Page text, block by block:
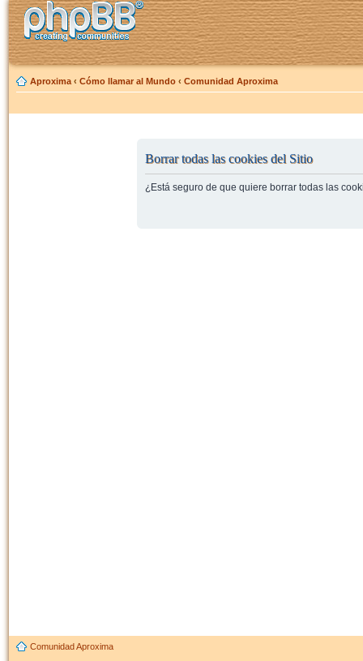
Aproxima ‹ Cómo llamar al Mundo ‹ Comunidad Aproxima
Borrar todas las cookies del Sitio
¿Está seguro de que quiere borrar todas las
Comunidad Aproxima